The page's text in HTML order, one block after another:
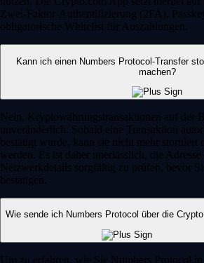
Zwei-Faktor-Authentifizierung (2FA),
obligatorische Whitelist für Auszahlungen.
Kann ich einen Numbers Protocol-Transfer
machen?
Nein, Kryptowährungstransaktionen auf der
unveränderlich. Sobald eine Transaktion
bestätigt wurde, kann sie nicht mehr storniert
werden. Es ist daher unerlässlich, die
Netzwerkdetails sorgfältig zu prüfen, bevor
bestätigen.
Wie sende ich Numbers Protocol über die
Um zu erfahren, wie Sie Numbers Protocol